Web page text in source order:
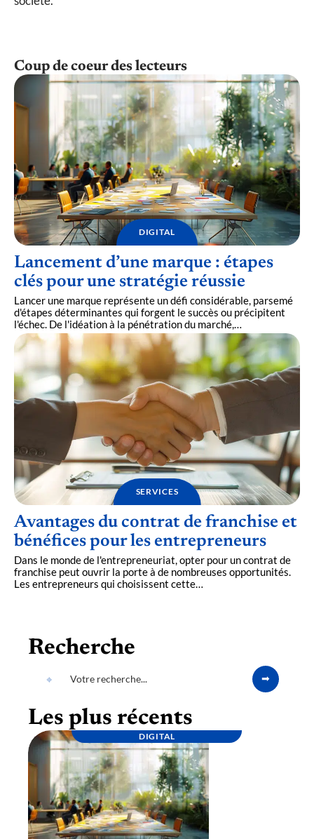
Coup de coeur des lecteurs
DIGITAL
Lancement d’une marque : étapes
clés pour une stratégie réussie
Lancer une marque représente un défi considérable, parsemé
d'étapes déterminantes qui forgent le succès ou précipitent
l'échec. De l'idéation à la pénétration du marché,…
SERVICES
Avantages du contrat de franchise et
bénéfices pour les entrepreneurs
Dans le monde de l'entrepreneuriat, opter pour un contrat de
franchise peut ouvrir la porte à de nombreuses opportunités.
Les entrepreneurs qui choisissent cette…
Recherche
Les plus récents
DIGITAL